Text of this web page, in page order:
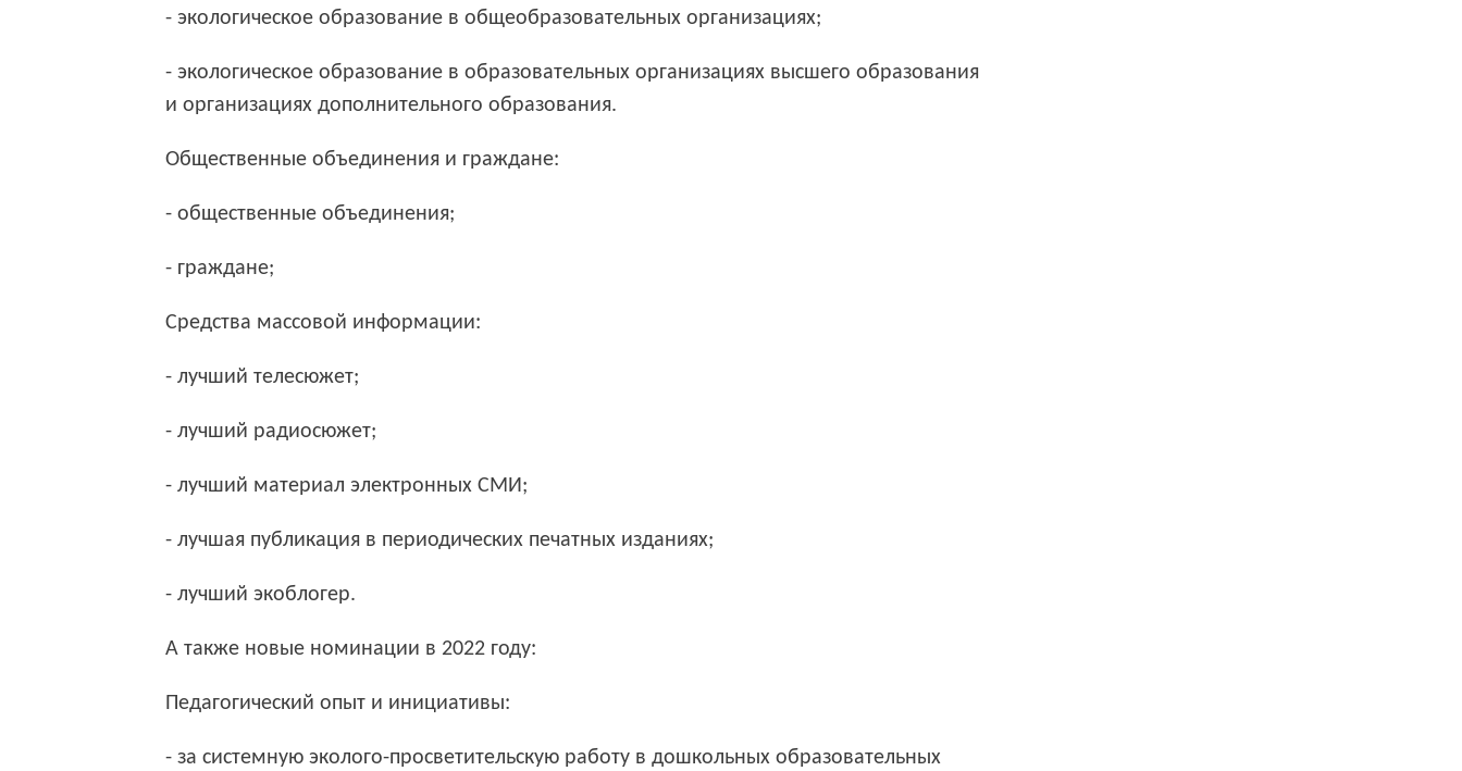
- экологическое образование в общеобразовательных организациях;
- экологическое образование в образовательных организациях высшего образования
и организациях дополнительного образования.
Общественные объединения и граждане:
- общественные объединения;
- граждане;
Средства массовой информации:
- лучший телесюжет;
- лучший радиосюжет;
- лучший материал электронных СМИ;
- лучшая публикация в периодических печатных изданиях;
- лучший экоблогер.
А также новые номинации в 2022 году:
Педагогический опыт и инициативы:
- за системную эколого-просветительскую работу в дошкольных образовательных